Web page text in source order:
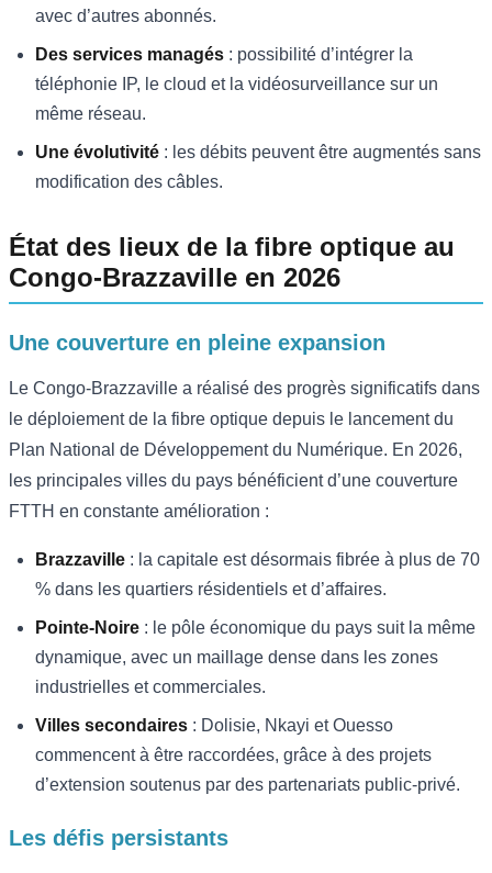
avec d’autres abonnés.
Des services managés : possibilité d’intégrer la
téléphonie IP, le cloud et la vidéosurveillance sur un
même réseau.
Une évolutivité : les débits peuvent être augmentés sans
modification des câbles.
État des lieux de la fibre optique au
Congo-Brazzaville en 2026
Une couverture en pleine expansion
Le Congo-Brazzaville a réalisé des progrès significatifs dans
le déploiement de la fibre optique depuis le lancement du
Plan National de Développement du Numérique. En 2026,
les principales villes du pays bénéficient d’une couverture
FTTH en constante amélioration :
Brazzaville : la capitale est désormais fibrée à plus de 70
% dans les quartiers résidentiels et d’affaires.
Pointe-Noire : le pôle économique du pays suit la même
dynamique, avec un maillage dense dans les zones
industrielles et commerciales.
Villes secondaires : Dolisie, Nkayi et Ouesso
commencent à être raccordées, grâce à des projets
d’extension soutenus par des partenariats public-privé.
Les défis persistants